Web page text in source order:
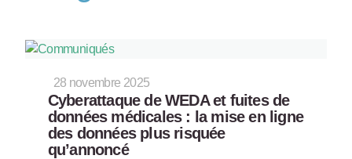
28 novembre 2025
Cyberattaque de WEDA et fuites de
données médicales : la mise en ligne
des données plus risquée
qu’annoncé